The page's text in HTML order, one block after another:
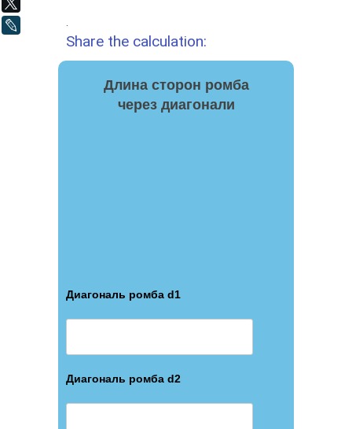
Share the calculation:
Длина сторон ромба
через диагонали
Диагональ ромба d1
Диагональ ромба d2
LiveJournal